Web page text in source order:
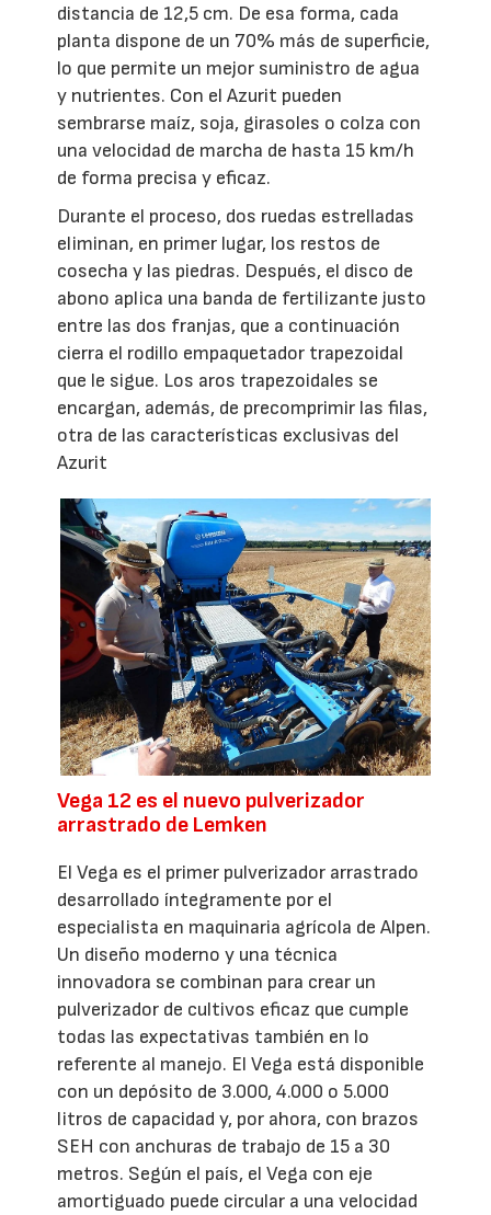
distancia de 12,5 cm. De esa forma, cada
planta dispone de un 70% más de superficie,
lo que permite un mejor suministro de agua
y nutrientes. Con el Azurit pueden
sembrarse maíz, soja, girasoles o colza con
una velocidad de marcha de hasta 15 km/h
de forma precisa y eficaz.
Durante el proceso, dos ruedas estrelladas
eliminan, en primer lugar, los restos de
cosecha y las piedras. Después, el disco de
abono aplica una banda de fertilizante justo
entre las dos franjas, que a continuación
cierra el rodillo empaquetador trapezoidal
que le sigue. Los aros trapezoidales se
encargan, además, de precomprimir las filas,
otra de las características exclusivas del
Azurit
Vega 12 es el nuevo pulverizador
arrastrado de Lemken
El Vega es el primer pulverizador arrastrado
desarrollado íntegramente por el
especialista en maquinaria agrícola de Alpen.
Un diseño moderno y una técnica
innovadora se combinan para crear un
pulverizador de cultivos eficaz que cumple
todas las expectativas también en lo
referente al manejo. El Vega está disponible
con un depósito de 3.000, 4.000 o 5.000
litros de capacidad y, por ahora, con brazos
SEH con anchuras de trabajo de 15 a 30
metros. Según el país, el Vega con eje
amortiguado puede circular a una velocidad